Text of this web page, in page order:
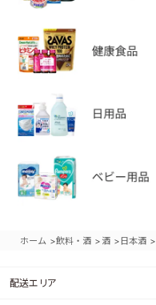
ホーム >飲料・酒 > 酒 > 日本酒 >
配送エリア